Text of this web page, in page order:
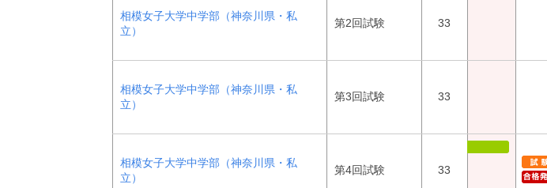
相模女子大学中学部（神奈川県・私
立）
第2回試験 33
相模女子大学中学部（神奈川県・私
立）
第3回試験 33
相模女子大学中学部（神奈川県・私
立）
第4回試験 33